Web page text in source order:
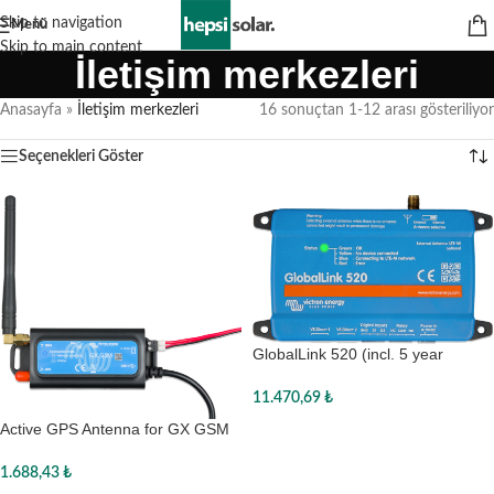
Skip to navigation
Skip to main content
Menü
İletişim merkezleri
Anasayfa » İletişim merkezleri 16 sonuçtan 1-12 arası gösteriliyor
Seçenekleri Göster
Active GPS Antenna for GX GSM
1.688,43 ₺
GlobalLink 520 (incl. 5 year
11.470,69 ₺